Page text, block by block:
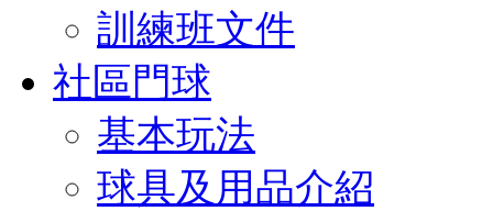
訓練班文件
社區門球
基本玩法
球具及用品介紹